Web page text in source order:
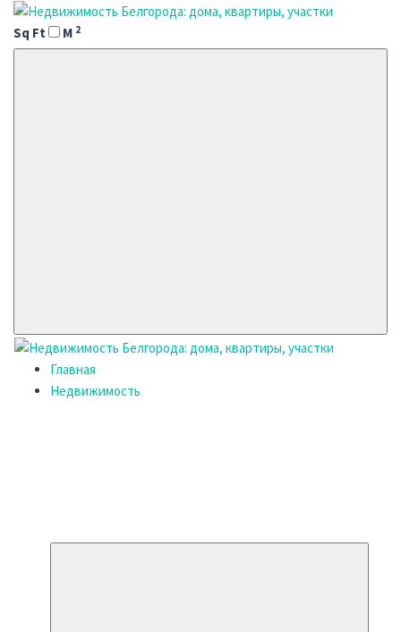
Sq Ft M 2
Главная
Недвижимость